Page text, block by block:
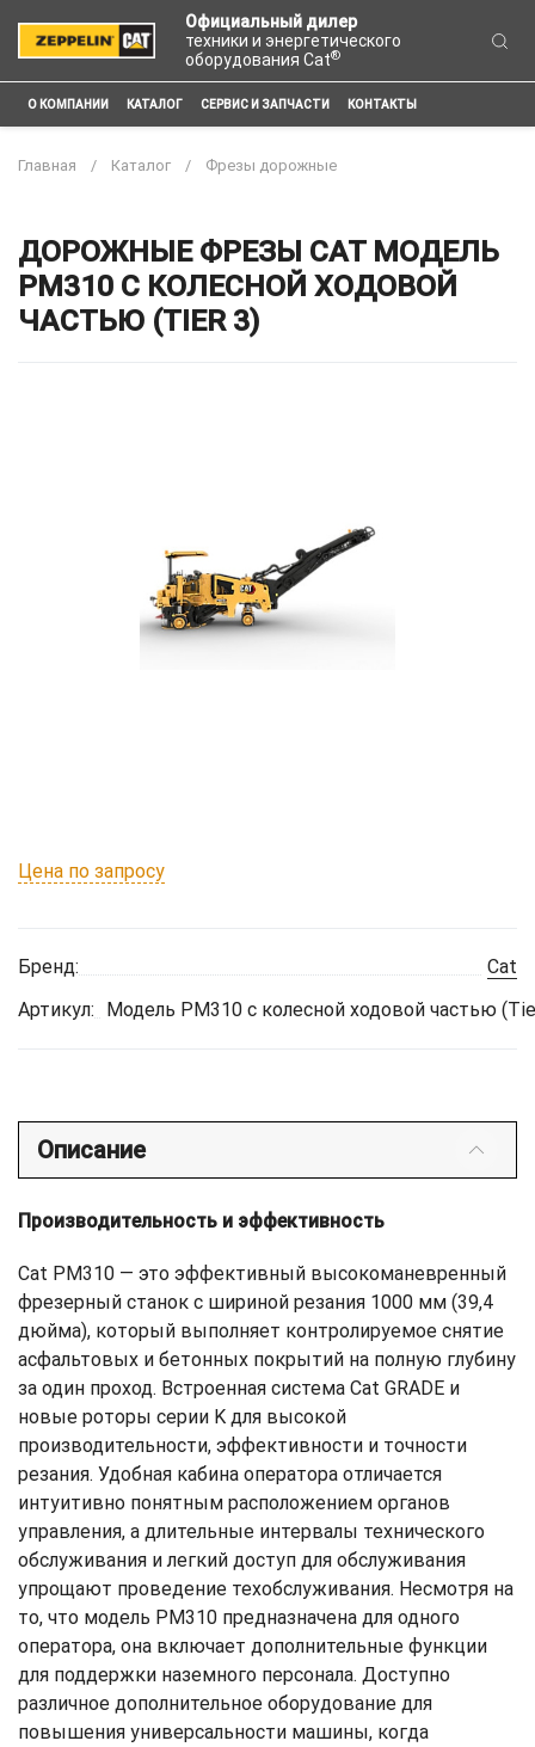
Официальный дилер
техники и энергетического
оборудования Cat®
О КОМПАНИИ КАТАЛОГ СЕРВИС И ЗАПЧАСТИ КОНТАКТЫ
Главная Каталог Фрезы дорожные
ДОРОЖНЫЕ ФРЕЗЫ CAT МОДЕЛЬ
PM310 С КОЛЕСНОЙ ХОДОВОЙ
ЧАСТЬЮ (TIER 3)
Цена по запросу
Бренд:
Cat
Артикул:
Модель PM310 с колесной ходовой частью
Описание
Производительность и эффективность
Cat PM310 — это эффективный высокоманевренный
фрезерный станок с шириной резания 1000 мм (39,4
дюйма), который выполняет контролируемое снятие
асфальтовых и бетонных покрытий на полную глубину
за один проход. Встроенная система Cat GRADE и
новые роторы серии K для высокой
производительности, эффективности и точности
резания. Удобная кабина оператора отличается
интуитивно понятным расположением органов
управления, а длительные интервалы технического
обслуживания и легкий доступ для обслуживания
упрощают проведение техобслуживания. Несмотря на
то, что модель PM310 предназначена для одного
оператора, она включает дополнительные функции
для поддержки наземного персонала. Доступно
различное дополнительное оборудование для
повышения универсальности машины, когда